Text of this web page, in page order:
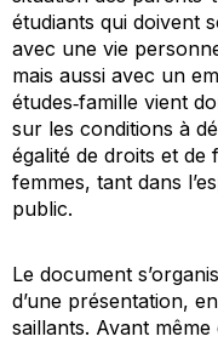
étudiants qui doivent
avec une vie
mais aussi avec un
études‐famille vient
sur les conditions à
égalité de droits et de
femmes, tant dans
public.
Le document
d’une présentation,
saillants. Avant